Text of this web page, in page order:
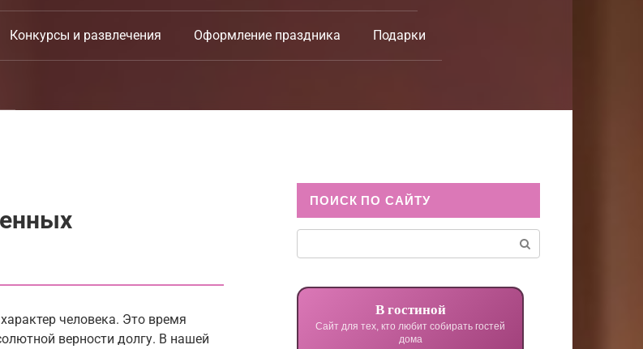
Конкурсы и развлечения Оформление праздника Подарки
человека. Это время
верности долгу. В нашей
ПОИСК ПО САЙТУ
В гостиной
Сайт для тех, кто любит собирать гостей
дома